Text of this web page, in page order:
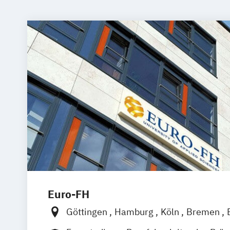
Euro-FH
Göttingen Hamburg Köln Bremen
Frankfurt am Main
Leipzig München